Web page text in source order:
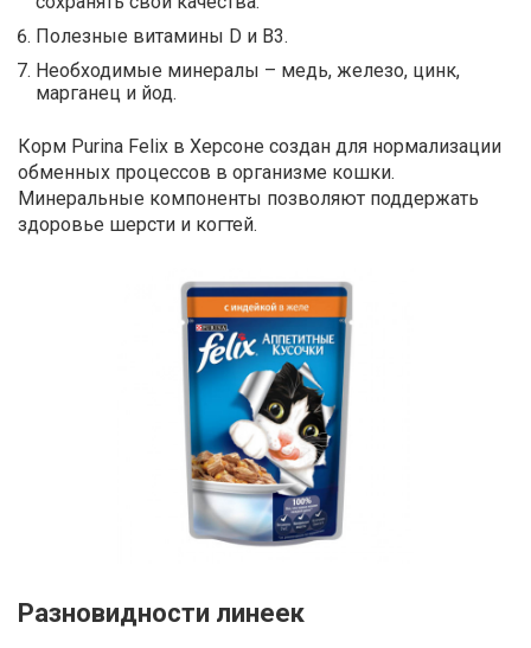
Полезные витамины D и В3.
Необходимые минералы – медь, железо, цинк,
марганец и йод.
Корм Purina Felix в Херсоне создан для нормализации
обменных процессов в организме кошки.
Минеральные компоненты позволяют поддержать
здоровье шерсти и когтей.
Разновидности линеек